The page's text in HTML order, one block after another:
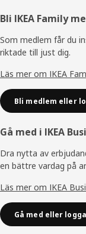
Sidfot
Bli IKEA Family
Som medlem får du
riktade till just dig.
Läs mer om IKEA
Bli medlem eller
Gå med i IKEA
Dra nytta av
en bättre vardag på
Läs mer om IKEA
Gå med eller